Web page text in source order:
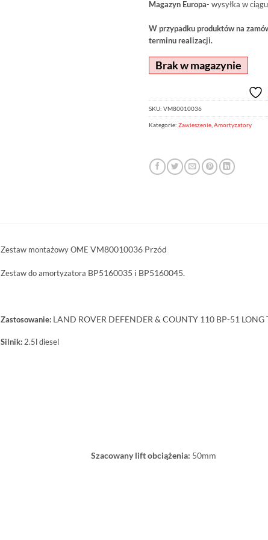
Magazyn Europa- wysyłka w
W przypadku produktów na
terminu realizacji.
Brak w magazynie
SKU: VM80010036
Kategorie: Zawieszenie Amortyzatory
Zestaw montażowy OME VM80010036 Przód
Zestaw do amortyzatora BP5160035 i BP5160045.
Zastosowanie: LAND ROVER DEFENDER & COUNTY 110 BP-51 LONG
Silnik: 2.5l diesel
Szacowany lift obciążenia: 50mm